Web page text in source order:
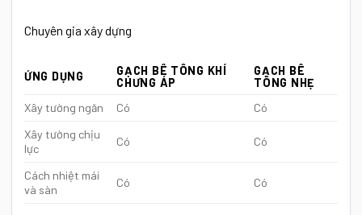
Chuyên gia xây dựng
ỨNG DỤNG
GẠCH BÊ TÔNG KHÍ
CHƯNG ÁP
GẠCH BÊ
TÔNG NHẸ
Xây tường ngăn
Có
Có
Xây tường chịu
lực
Có Có
Cách nhiệt mái
và sàn
Có Có